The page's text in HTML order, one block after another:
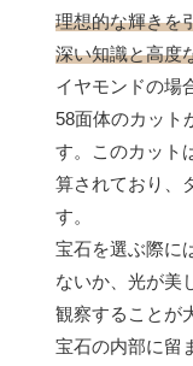
理想的な輝きを
深い知識と高度
イヤモンドの場
58面体のカット
す。このカット
算されており、
す。
宝石を選ぶ際に
ないか、光が美
観察することが
宝石の内部に留